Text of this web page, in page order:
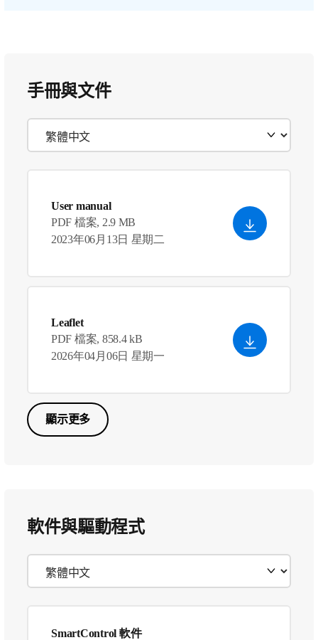
手冊與文件
User manual
PDF 檔案, 2.9 MB
2023年06月13日 星期二
Leaflet
PDF 檔案, 858.4 kB
2026年04月06日 星期一
顯示更多
軟件與驅動程式
SmartControl 軟件